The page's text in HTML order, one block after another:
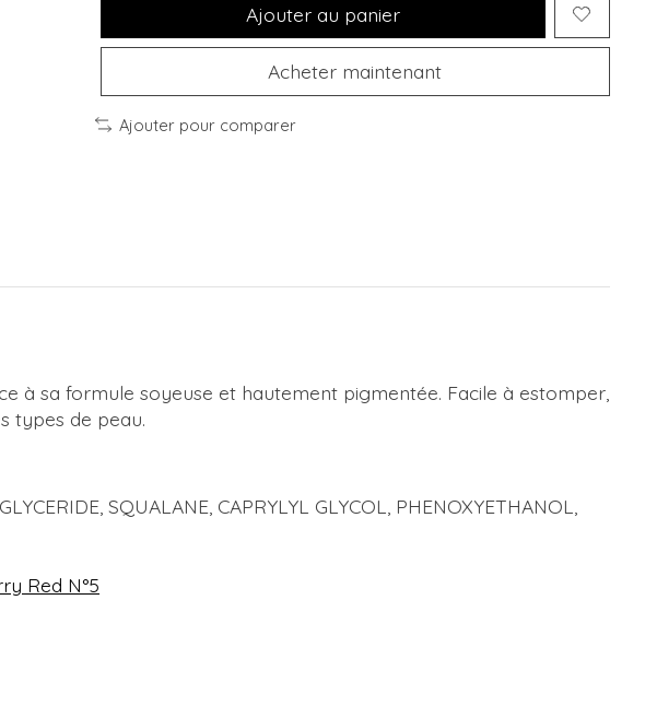
Ajouter au panier
Acheter maintenant
Ajouter pour comparer
à sa formule soyeuse et hautement pigmentée. Facile à estomper,
types de peau.
SQUALANE, CAPRYLYL GLYCOL, PHENOXYETHANOL,
Red N°5